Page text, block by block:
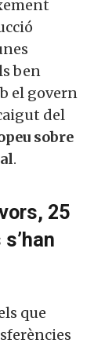
ben
el govern
del
sobre
.
25
que